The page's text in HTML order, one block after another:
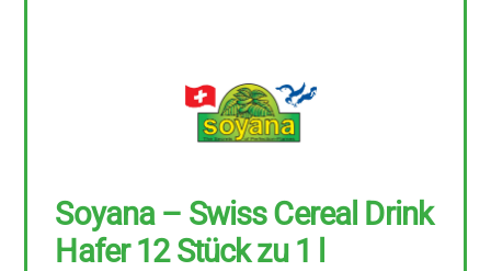
Soyana – Swiss Cereal Drink
Hafer 12 Stück zu 1 l